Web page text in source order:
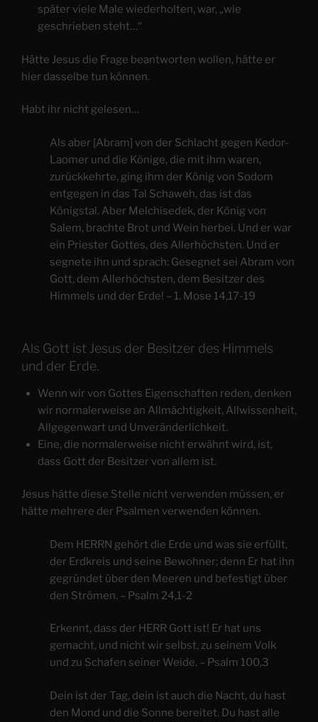
später viele Male wiederholten, war, „wie
geschrieben steht…“
Hätte Jesus die Frage beantworten wollen, hätte er
hier dasselbe tun können.
Habt ihr nicht gelesen…
Als aber [Abram] von der Schlacht gegen Kedor-
Laomer und die Könige, die mit ihm waren,
zurückkehrte, ging ihm der König von Sodom
entgegen in das Tal Schaweh, das ist das
Königstal. Aber Melchisedek, der König von
Salem, brachte Brot und Wein herbei. Und er war
ein Priester Gottes, des Allerhöchsten. Und er
segnete ihn und sprach: Gesegnet sei Abram von
Gott, dem Allerhöchsten, dem Besitzer des
Himmels und der Erde! – 1. Mose 14,17-19
Als Gott ist Jesus der Besitzer des Himmels
und der Erde.
Wenn wir von Gottes Eigenschaften reden, denken
wir normalerweise an Allmächtigkeit, Allwissenheit,
Allgegenwart und Unveränderlichkeit.
Eine, die normalerweise nicht erwähnt wird, ist,
dass Gott der Besitzer von allem ist.
Jesus hätte diese Stelle nicht verwenden müssen, er
hätte mehrere der Psalmen verwenden können.
Dem HERRN gehört die Erde und was sie erfüllt,
der Erdkreis und seine Bewohner; denn Er hat ihn
gegründet über den Meeren und befestigt über
den Strömen. – Psalm 24,1-2
Erkennt, dass der HERR Gott ist! Er hat uns
gemacht, und nicht wir selbst, zu seinem Volk
und zu Schafen seiner Weide. – Psalm 100,3
Dein ist der Tag, dein ist auch die Nacht, du hast
den Mond und die Sonne bereitet. Du hast alle